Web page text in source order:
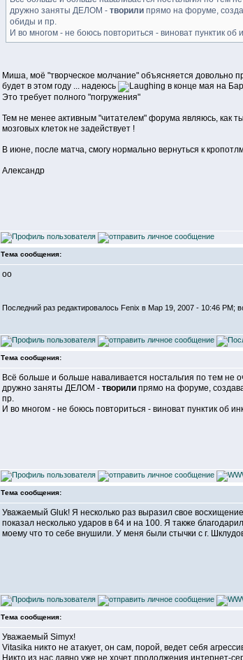
дружно заняты ДЕЛОМ - творили прямо на форуме,
обиды и пр.
И во многом - не боюсь повториться - виноват пунктик
Миша, моё "творческое молчание" объясняется довольно
будет в этом году ... надеюсь
в конце мая на
Это требует полного "погружения"
Тем не менее активным "читателем" форума являюсь, как
мозговых клеток не задействует !
В июне, после матча, смогу нормально вернуться к
Александр
Тема сообщения:
оо
Последний раз редактировалось Fenix в Мар 19, 2007 - 10:46 PM;
Тема сообщения:
Всё больше и больше наваливается ностальгия по тем
дружно заняты ДЕЛОМ - творили прямо на форуме,
пр.
И во многом - не боюсь повториться - виноват пунктик об
Тема сообщения:
Уважаемый Gluk! Я несколько раз выразил свое
показал несколько ударов в 64 и на 100. Я также
моему что то себе внушили. У меня были стычки с г.
Тема сообщения:
Уважаемый Simyx!
Vitasika никто не атакует, он сам, порой, ведет себя
Никто из нас давно уже не хочет продолжения интернет-